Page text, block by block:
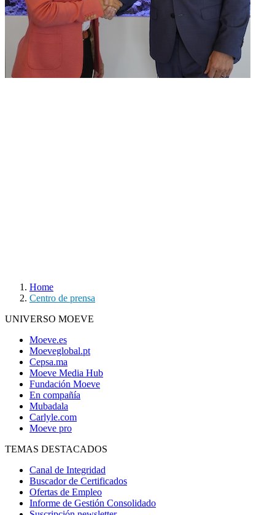
Home
Centro de prensa
UNIVERSO MOEVE
Moeve.es
Moeveglobal.pt
Cepsa.ma
Moeve Media Hub
Fundación Moeve
En compañía
Mubadala
Carlyle.com
Moeve pro
TEMAS DESTACADOS
Canal de Integridad
Buscador de Certificados
Ofertas de Empleo
Informe de Gestión Consolidado